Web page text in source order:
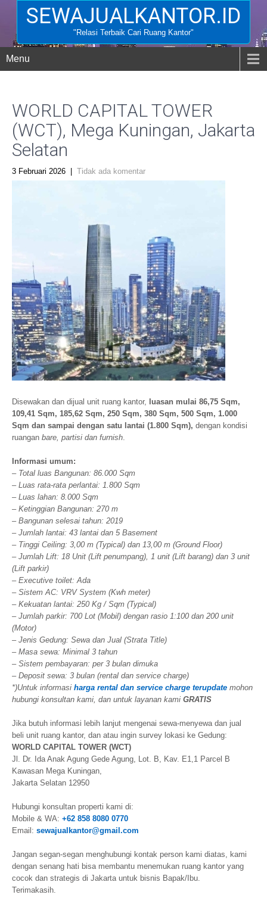
SEWAJUALKANTOR.ID
"Relasi Terbaik Cari Ruang Kantor"
Menu
WORLD CAPITAL TOWER
(WCT), Mega Kuningan, Jakarta
Selatan
3 Februari 2026 Tidak ada komentar
Disewakan dan dijual unit ruang kantor, luasan mulai 86,75 Sqm,
109,41 Sqm, 185,62 Sqm, 250 Sqm, 380 Sqm, 500 Sqm, 1.000
Sqm dan sampai dengan satu lantai (1.800 Sqm), dengan kondisi
ruangan bare, partisi dan furnish.
Informasi umum:
– Total luas Bangunan: 86.000 Sqm
– Luas rata-rata perlantai: 1.800 Sqm
– Luas lahan: 8.000 Sqm
– Ketinggian Bangunan: 270 m
– Bangunan selesai tahun: 2019
– Jumlah lantai: 43 lantai dan 5 Basement
– Tinggi Ceiling: 3,00 m (Typical) dan 13,00 m (Ground Floor)
– Jumlah Lift: 18 Unit (Lift penumpang), 1 unit (Lift barang) dan 3 unit
(Lift parkir)
– Executive toilet: Ada
– Sistem AC: VRV System (Kwh meter)
– Kekuatan lantai: 250 Kg / Sqm (Typical)
– Jumlah parkir: 700 Lot (Mobil) dengan rasio 1:100 dan 200 unit
(Motor)
– Jenis Gedung: Sewa dan Jual (Strata Title)
– Masa sewa: Minimal 3 tahun
– Sistem pembayaran: per 3 bulan dimuka
– Deposit sewa: 3 bulan (rental dan service charge)
*)Untuk informasi harga rental dan service charge terupdate mohon
hubungi konsultan kami, dan untuk layanan kami GRATIS
Jika butuh informasi lebih lanjut mengenai sewa-menyewa dan jual
beli unit ruang kantor, dan atau ingin survey lokasi ke Gedung:
WORLD CAPITAL TOWER (WCT)
Jl. Dr. Ida Anak Agung Gede Agung, Lot. B, Kav. E1,1 Parcel B
Kawasan Mega Kuningan,
Jakarta Selatan 12950
Hubungi konsultan properti kami di:
Mobile & WA: +62 858 8080 0770
Email: sewajualkantor@gmail.com
Jangan segan-segan menghubungi kontak person kami diatas, kami
dengan senang hati bisa membantu menemukan ruang kantor yang
cocok dan strategis di Jakarta untuk bisnis Bapak/Ibu.
Terimakasih.